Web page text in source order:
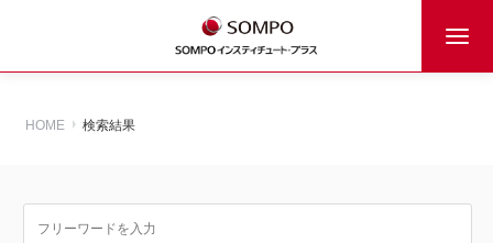
HOME 検索結果